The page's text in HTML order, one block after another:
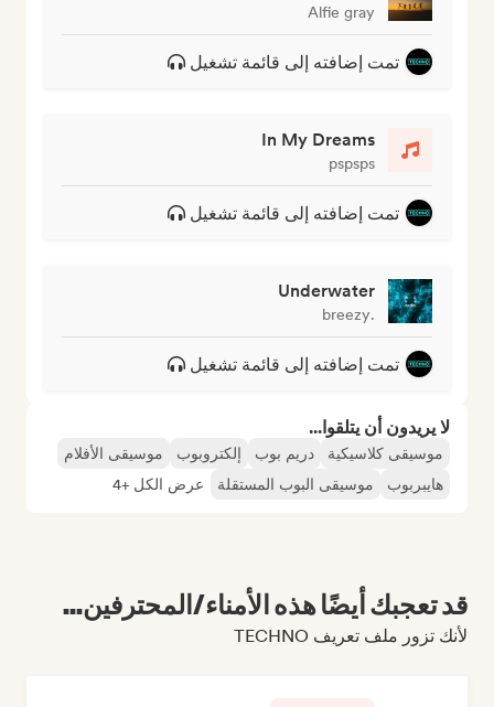
Alfie gray
تمت إضافته إلى قائمة تشغيل
In My Dreams
pspsps
تمت إضافته إلى قائمة تشغيل
Underwater
.breezy
تمت إضافته إلى قائمة تشغيل
لا يريدون أن يتلقوا...
موسيقى كلاسيكية دريم بوب إلكتروبوب
موسيقى الأفلام
هايبربوب
موسيقى البوب المستقلة عرض الكل +4
قد تعجبك أيضًا هذه الأمناء/المحترفين...
لأنك تزور ملف تعريف TECHNO